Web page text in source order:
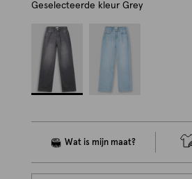
Geselecteerde kleur Grey